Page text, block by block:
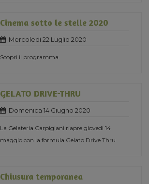
Cinema sotto le stelle 2020
Mercoledi 22 Luglio 2020
Scopri il programma
GELATO DRIVE-THRU
Domenica 14 Giugno 2020
La Gelateria Carpigiani riapre giovedi 14
maggio con la formula Gelato Drive Thru
Chiusura temporanea